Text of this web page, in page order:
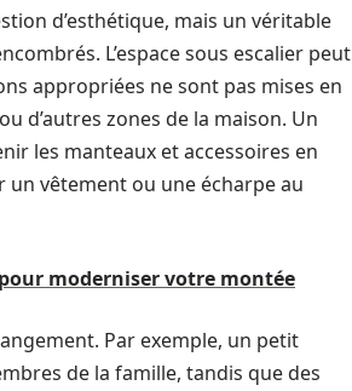
d’esthétique, mais un véritable
L’espace sous escalier peut
appropriées ne sont pas mises en
d’autres zones de la maison. Un
les manteaux et accessoires en
vêtement ou une écharpe au
moderniser votre montée
Par exemple, un petit
de la famille, tandis que des